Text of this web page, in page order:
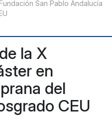
la X
en
del
CEU